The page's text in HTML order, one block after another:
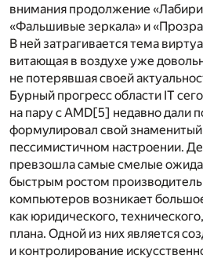
внимания продолжение
«Фальшивые зеркала» и
В ней затрагивается тема
витающая в воздухе уже
не потерявшая своей
Бурный прогресс области IT
на пару с AMD[5] недавно дали
формулировал свой знаменитый
пессимистичном настроении.
превзошла самые смелые
быстрым ростом
компьютеров возникает
как юридического,
плана. Одной из них является
и контролирование